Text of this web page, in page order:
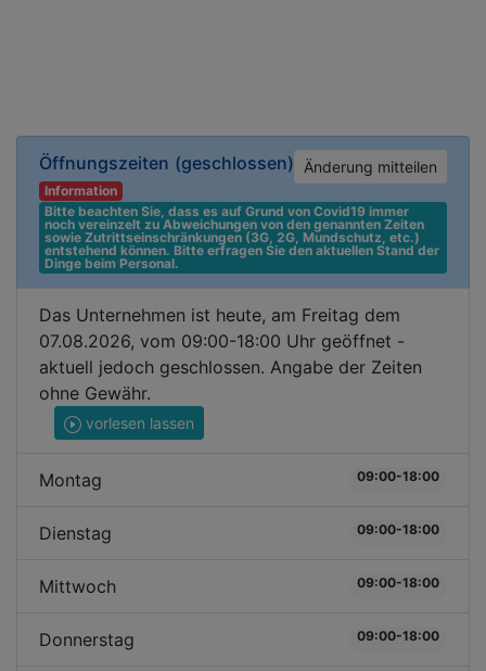
Öffnungszeiten (geschlossen) Änderung mitteilen
Information
Bitte beachten Sie, dass es auf Grund von Covid19 immer
noch vereinzelt zu Abweichungen von den genannten Zeiten
sowie Zutrittseinschränkungen (3G, 2G, Mundschutz, etc.)
entstehend können. Bitte erfragen Sie den aktuellen Stand der
Dinge beim Personal.
Das Unternehmen ist heute, am Freitag dem
07.08.2026, vom 09:00-18:00 Uhr geöffnet -
aktuell jedoch geschlossen. Angabe der Zeiten
ohne Gewähr.
vorlesen lassen
Montag 09:00-18:00
Dienstag 09:00-18:00
Mittwoch 09:00-18:00
Donnerstag 09:00-18:00